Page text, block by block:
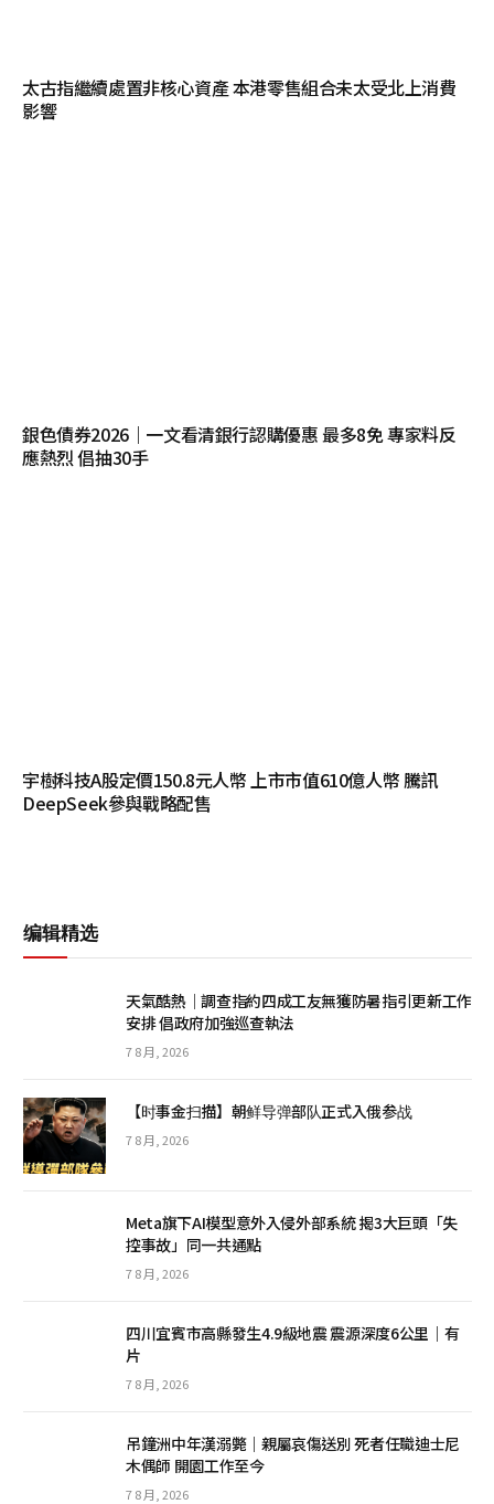
太古指繼續處置非核心資產 本港零售組合未太受北上消費
影響
銀色債券2026｜一文看清銀行認購優惠 最多8免 專家料反
應熱烈 倡抽30手
宇樹科技A股定價150.8元人幣 上市市值610億人幣 騰訊
DeepSeek參與戰略配售
编辑精选
天氣酷熱│調查指約四成工友無獲防暑指引更新工作
安排 倡政府加強巡查執法
7 8 月, 2026
【时事金扫描】朝鲜导弹部队正式入俄参战
7 8 月, 2026
Meta旗下AI模型意外入侵外部系統 揭3大巨頭「失
控事故」同一共通點
7 8 月, 2026
四川宜賓市高縣發生4.9級地震 震源深度6公里｜有
片
7 8 月, 2026
吊鐘洲中年漢溺斃｜親屬哀傷送別 死者任職迪士尼
木偶師 開園工作至今
7 8 月, 2026